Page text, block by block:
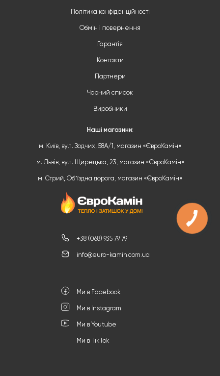
+38 (068) 935 79 79
info@euro-kamin.com.ua
Ми в Facebook
Ми в Instagram
Ми в Youtube
Ми в TikTok
Політика конфіденційності
Обмін і повернення
Гарантія
Контакти
Партнери
Чорний список
Виробники
Наші магазини:
м. Київ, вул. Зодчих, 58А/1, магазин «ЄвроКамін»
м. Львів, вул. Щирецька, 23, магазин «ЄвроКамін»
м. Стрий, Обʼїздна дорога, магазин «ЄвроКамін»